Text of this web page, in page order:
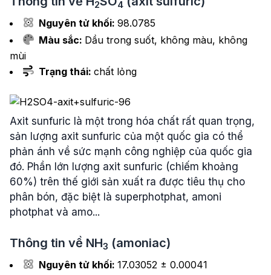
2 4
Nguyên tử khối: 98.0785
Màu sắc: Dầu trong suốt, không màu, không
mùi
Trạng thái: chất lỏng
Axit sunfuric là một trong hóa chất rất quan trọng,
sản lượng axit sunfuric của một quốc gia có thể
phản ánh về sức mạnh công nghiệp của quốc gia
đó. Phần lớn lượng axit sunfuric (chiếm khoảng
60%) trên thế giới sản xuất ra được tiêu thụ cho
phân bón, đặc biệt là superphotphat, amoni
photphat và amo...
Thông tin về NH3 (amoniac)
Nguyên tử khối: 17.03052 ± 0.00041